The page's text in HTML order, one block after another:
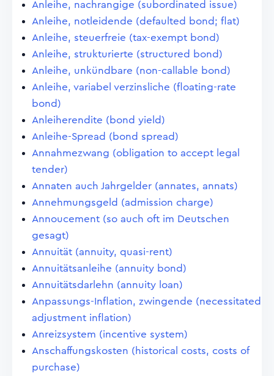
Anleihe, nachrangige (subordinated issue)
Anleihe, notleidende (defaulted bond; flat)
Anleihe, steuerfreie (tax-exempt bond)
Anleihe, strukturierte (structured bond)
Anleihe, unkündbare (non-callable bond)
Anleihe, variabel verzinsliche (floating-rate
bond)
Anleiherendite (bond yield)
Anleihe-Spread (bond spread)
Annahmezwang (obligation to accept legal
tender)
Annaten auch Jahrgelder (annates, annats)
Annehmungsgeld (admission charge)
Annoucement (so auch oft im Deutschen
gesagt)
Annuität (annuity, quasi-rent)
Annuitätsanleihe (annuity bond)
Annuitätsdarlehn (annuity loan)
Anpassungs-Inflation, zwingende (necessitated
adjustment inflation)
Anreizsystem (incentive system)
Anschaffungskosten (historical costs, costs of
purchase)